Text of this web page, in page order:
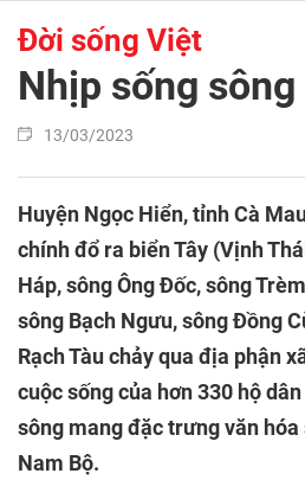
Đời sống Việt
Nhịp sống sông
13/03/2023
Huyện Ngọc Hiển, tỉnh Cà
chính đổ ra biển Tây (Vịnh
Háp, sông Ông Đốc, sông
sông Bạch Ngưu, sông Đồng
Rạch Tàu chảy qua địa phận
cuộc sống của hơn 330 hộ
sông mang đặc trưng văn
Nam Bộ.